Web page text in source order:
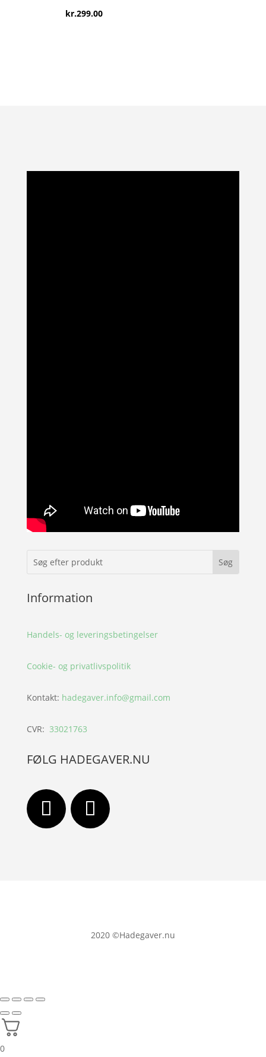
kr.299.00
Information
Handels- og leveringsbetingelser
Cookie- og privatlivspolitik
Kontakt: hadegaver.info@gmail.com
CVR: 33021763
FØLG HADEGAVER.NU
2020 ©Hadegaver.nu
0